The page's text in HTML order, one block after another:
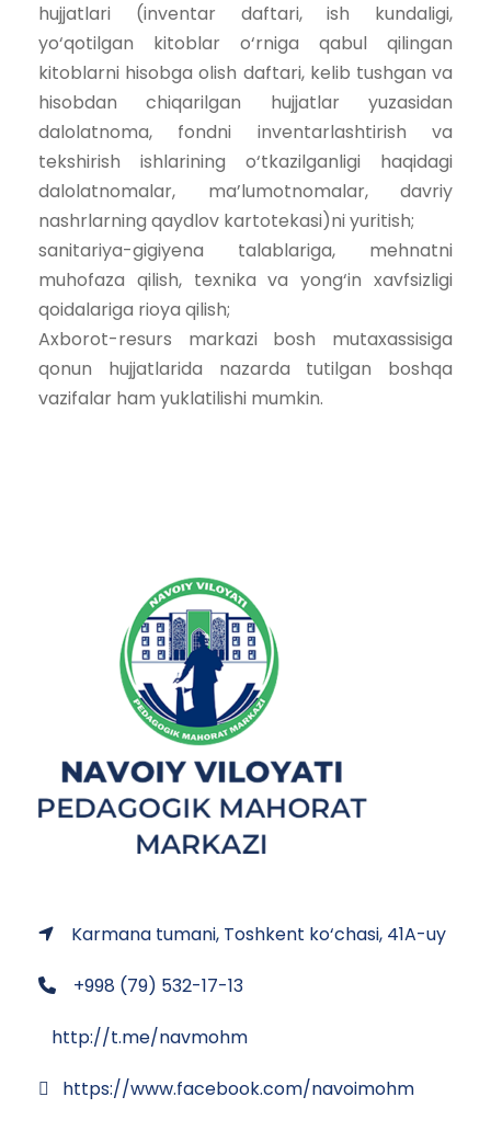
hujjatlari (inventar daftari, ish kundaligi,
yo‘qotilgan kitoblar o‘rniga qabul qilingan
kitoblarni hisobga olish daftari, kelib tushgan va
hisobdan chiqarilgan hujjatlar yuzasidan
dalolatnoma, fondni inventarlashtirish va
tekshirish ishlarining o‘tkazilganligi haqidagi
dalolatnomalar, ma’lumotnomalar, davriy
nashrlarning qaydlov kartotekasi)ni yuritish;
sanitariya-gigiyena talablariga, mehnatni
muhofaza qilish, texnika va yong‘in xavfsizligi
qoidalariga rioya qilish;
Axborot-resurs markazi bosh mutaxassisiga
qonun hujjatlarida nazarda tutilgan boshqa
vazifalar ham yuklatilishi mumkin.
Karmana tumani, Toshkent ko‘chasi, 41A-uy
+998 (79) 532-17-13
http://t.me/navmohm
https://www.facebook.com/navoimohm